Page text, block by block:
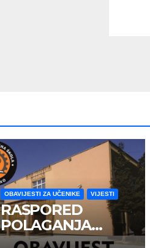
OBAVIJESTI ZA UČENIKE VIJESTI
RASPORED
POLAGANJA
MATURSKOG